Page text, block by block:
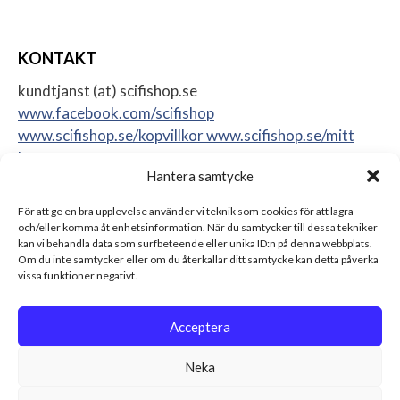
Hantera samtycke
För att ge en bra upplevelse använder vi teknik som cookies för att lagra
och/eller komma åt enhetsinformation. När du samtycker till dessa tekniker
kan vi behandla data som surfbeteende eller unika ID:n på denna webbplats.
Om du inte samtycker eller om du återkallar ditt samtycke kan detta påverka
vissa funktioner negativt.
Acceptera
Neka
KONTAKT
kundtjanst (at) scifishop.se
www.facebook.com/scifishop
www.scifishop.se/kopvillkorwww.scifishop.se/mitt
konto
Sweden